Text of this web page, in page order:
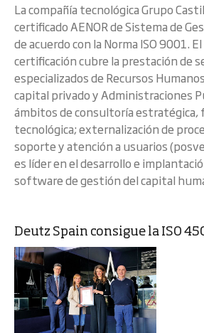
La compañía tecnológica Grupo
certificado AENOR de Sistema de
de acuerdo con la Norma ISO 9001.
certificación cubre la prestación de
especializados de Recursos
capital privado y Administraciones
ámbitos de consultoría estratégica,
tecnológica; externalización de
soporte y atención a usuarios
es líder en el desarrollo e
software de gestión del capital
Deutz Spain consigue la ISO